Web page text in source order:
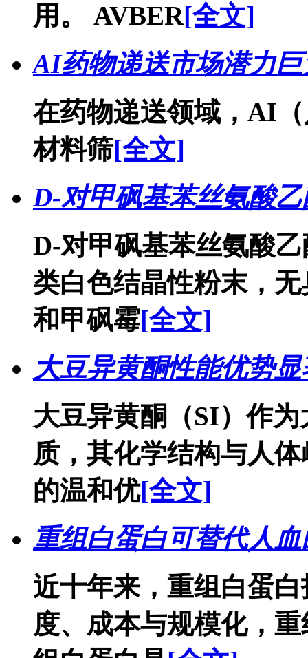
用。 AVBER[全文]
AI药物递送市场潜力
在药物递送领域，AI
材料筛[全文]
D-对甲砜基苯丝氨酸
D-对甲砜基苯丝氨酸
类白色结晶性粉末，
和甲砜霉[全文]
大豆异黄酮性能优势
大豆异黄酮（SI）作
质，其化学结构与人
的温和优[全文]
重组白蛋白可替代人
近十年来，重组白蛋
度、成本与规模化，